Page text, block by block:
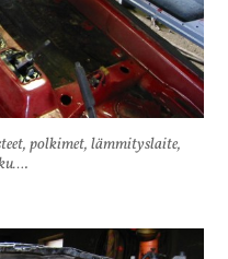
polkimet, lämmityslaite,